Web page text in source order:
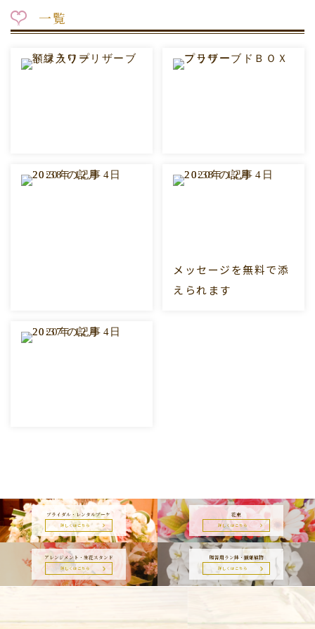
一覧
メッセージを無料で添
えられます
ブライダル・レンタルブーケ
詳しくはこちら
花束
詳しくはこちら
アレンジメント・生花スタンド
詳しくはこちら
贈答用ラン鉢・観葉植物
詳しくはこちら